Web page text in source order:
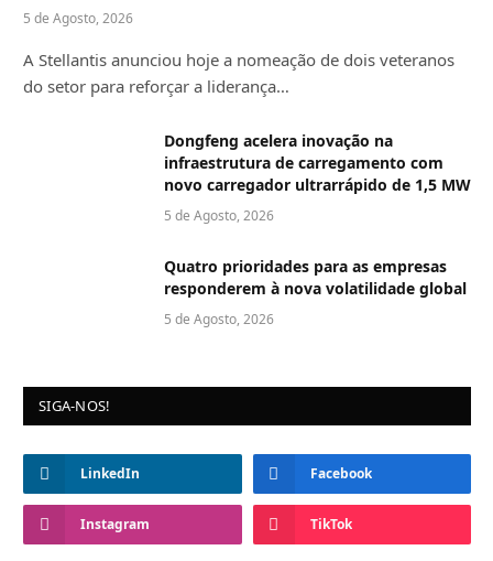
5 de Agosto, 2026
A Stellantis anunciou hoje a nomeação de dois veteranos
do setor para reforçar a liderança…
Dongfeng acelera inovação na
infraestrutura de carregamento com
novo carregador ultrarrápido de 1,5 MW
5 de Agosto, 2026
Quatro prioridades para as empresas
responderem à nova volatilidade global
5 de Agosto, 2026
SIGA-NOS!
LinkedIn Facebook
Instagram TikTok